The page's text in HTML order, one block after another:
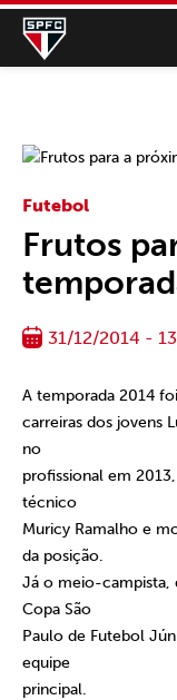
Futebol
Frutos
31/12/2014 -
A temporada 2014
carreiras dos jovens
no
profissional em
técnico
Muricy Ramalho e
da posição.
Já o meio-campista,
Copa São
Paulo de Futebol
equipe
principal.